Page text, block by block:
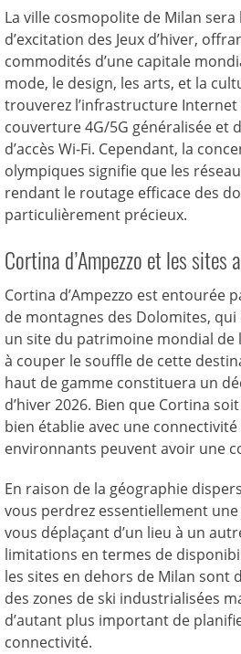
La ville cosmopolite de Milan
d’excitation des Jeux d’hiver,
commodités d’une capitale
mode, le design, les arts, et la
trouverez l’infrastructure Internet
couverture 4G/5G généralisée et
d’accès Wi-Fi. Cependant, la
olympiques signifie que les
rendant le routage efficace des
particulièrement précieux.
Cortina d’Ampezzo et les sites
Cortina d’Ampezzo est entourée
de montagnes des Dolomites,
un site du patrimoine mondial de
à couper le souffle de cette
haut de gamme constituera un
d’hiver 2026. Bien que Cortina
bien établie avec une
environnants peuvent avoir une
En raison de la géographie
vous perdrez essentiellement
vous déplaçant d’un lieu à un
limitations en termes de
les sites en dehors de Milan sont
des zones de ski industrialisées
d’autant plus important de
connectivité.